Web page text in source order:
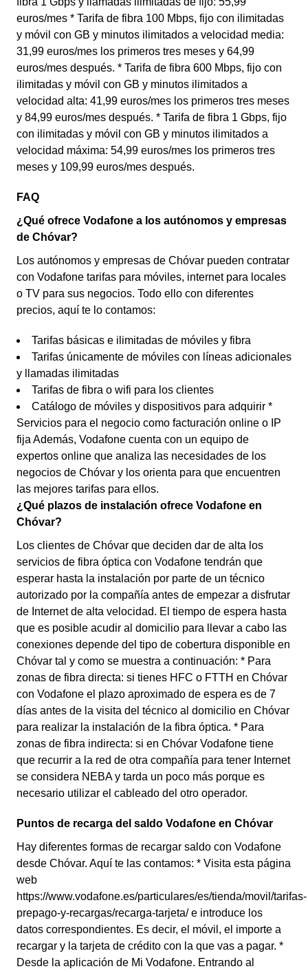
euros/mes * Tarifa de fibra 100 Mbps, fijo con ilimitadas
y móvil con GB y minutos ilimitados a velocidad media:
31,99 euros/mes los primeros tres meses y 64,99
euros/mes después. * Tarifa de fibra 600 Mbps, fijo con
ilimitadas y móvil con GB y minutos ilimitados a
velocidad alta: 41,99 euros/mes los primeros tres meses
y 84,99 euros/mes después. * Tarifa de fibra 1 Gbps, fijo
con ilimitadas y móvil con GB y minutos ilimitados a
velocidad máxima: 54,99 euros/mes los primeros tres
meses y 109,99 euros/mes después.
FAQ
¿Qué ofrece Vodafone a los autónomos y empresas
de Chóvar?
Los autónomos y empresas de Chóvar pueden contratar
con Vodafone tarifas para móviles, internet para locales
o TV para sus negocios. Todo ello con diferentes
precios, aquí te lo contamos:
Tarifas básicas e ilimitadas de móviles y fibra
Tarifas únicamente de móviles con líneas adicionales
y llamadas ilimitadas
Tarifas de fibra o wifi para los clientes
Catálogo de móviles y dispositivos para adquirir *
Servicios para el negocio como facturación online o IP
fija Además, Vodafone cuenta con un equipo de
expertos online que analiza las necesidades de los
negocios de Chóvar y los orienta para que encuentren
las mejores tarifas para ellos.
¿Qué plazos de instalación ofrece Vodafone en
Chóvar?
Los clientes de Chóvar que deciden dar de alta los
servicios de fibra óptica con Vodafone tendrán que
esperar hasta la instalación por parte de un técnico
autorizado por la compañía antes de empezar a disfrutar
de Internet de alta velocidad. El tiempo de espera hasta
que es posible acudir al domicilio para llevar a cabo las
conexiones depende del tipo de cobertura disponible en
Chóvar tal y como se muestra a continuación: * Para
zonas de fibra directa: si tienes HFC o FTTH en Chóvar
con Vodafone el plazo aproximado de espera es de 7
días antes de la visita del técnico al domicilio en Chóvar
para realizar la instalación de la fibra óptica. * Para
zonas de fibra indirecta: si en Chóvar Vodafone tiene
que recurrir a la red de otra compañía para tener Internet
se considera NEBA y tarda un poco más porque es
necesario utilizar el cableado del otro operador.
Puntos de recarga del saldo Vodafone en Chóvar
Hay diferentes formas de recargar saldo con Vodafone
desde Chóvar. Aquí te las contamos: * Visita esta página
web
https://www.vodafone.es/particulares/es/tienda/movil/tarifas-
prepago-y-recargas/recarga-tarjeta/ e introduce los
datos correspondientes. Es decir, el móvil, el importe a
recargar y la tarjeta de crédito con la que vas a pagar. *
Desde la aplicación de Mi Vodafone. Entrando al